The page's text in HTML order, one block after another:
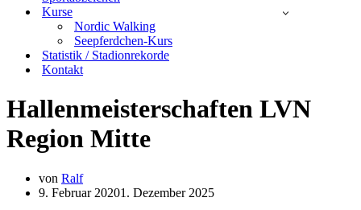
Kurse
Nordic Walking
Seepferdchen-Kurs
Statistik / Stadionrekorde
Kontakt
Hallenmeisterschaften LVN
Region Mitte
von Ralf
9. Februar 20201. Dezember 2025